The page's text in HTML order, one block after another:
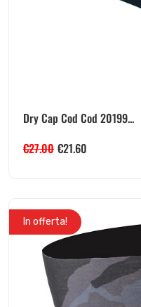
Dry Cap Cod Cod 20199...
€27.00 €21.60
In offerta!